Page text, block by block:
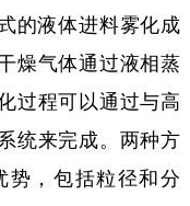
液体进料雾化成
燥气体通过液相蒸
过程可以通过与高
统来完成。两种方
势，包括粒径和分